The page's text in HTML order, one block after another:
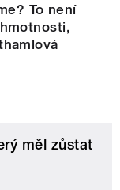
To není
měl zůstat